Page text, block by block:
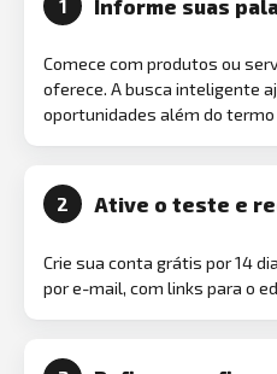
1 Informe suas
Comece com produtos ou
oferece. A busca inteligente
oportunidades além do
2 Ative o teste e
Crie sua conta grátis por 14
por e-mail, com links para o